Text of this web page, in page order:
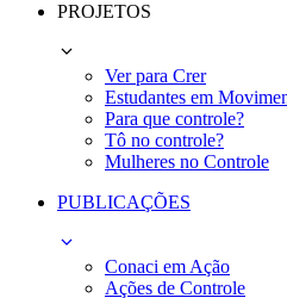
PROJETOS
Ver para Crer
Estudantes em
Para que controle?
Tô no controle?
Mulheres no Controle
PUBLICAÇÕES
Conaci em Ação
Ações de Controle